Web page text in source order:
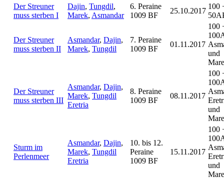
Der Streuner
muss sterben I
Dajin, Tungdil,
Marek, Asmandar
6. Peraine
1009 BF
25.10.2017
100
Der Streuner
muss sterben II
Asmandar, Dajin,
Marek, Tungdil
7. Peraine
1009 BF
01.11.2017
100
und
Der Streuner
muss sterben III
Asmandar, Dajin,
Marek, Tungdil
Eretria
8. Peraine
1009 BF
08.11.2017
100
und
Sturm im
Perlenmeer
Asmandar, Dajin,
Marek, Tungdil
Eretria
10. bis 12.
Peraine
1009 BF
15.11.2017
100
und